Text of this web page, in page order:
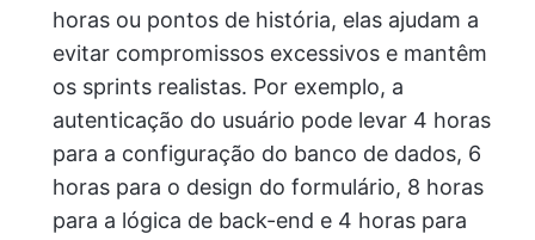
horas ou pontos de história, elas ajudam a
evitar compromissos excessivos e mantêm
os sprints realistas. Por exemplo, a
autenticação do usuário pode levar 4 horas
para a configuração do banco de dados, 6
horas para o design do formulário, 8 horas
para a lógica de back-end e 4 horas para